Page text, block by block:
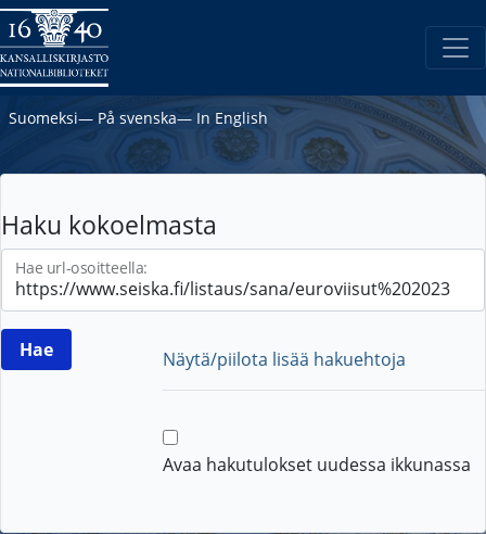
Suomeksi― På svenska― In English
Haku kokoelmasta
Hae url-osoitteella:
Näytä/piilota lisää hakuehtoja
Avaa hakutulokset uudessa ikkunassa